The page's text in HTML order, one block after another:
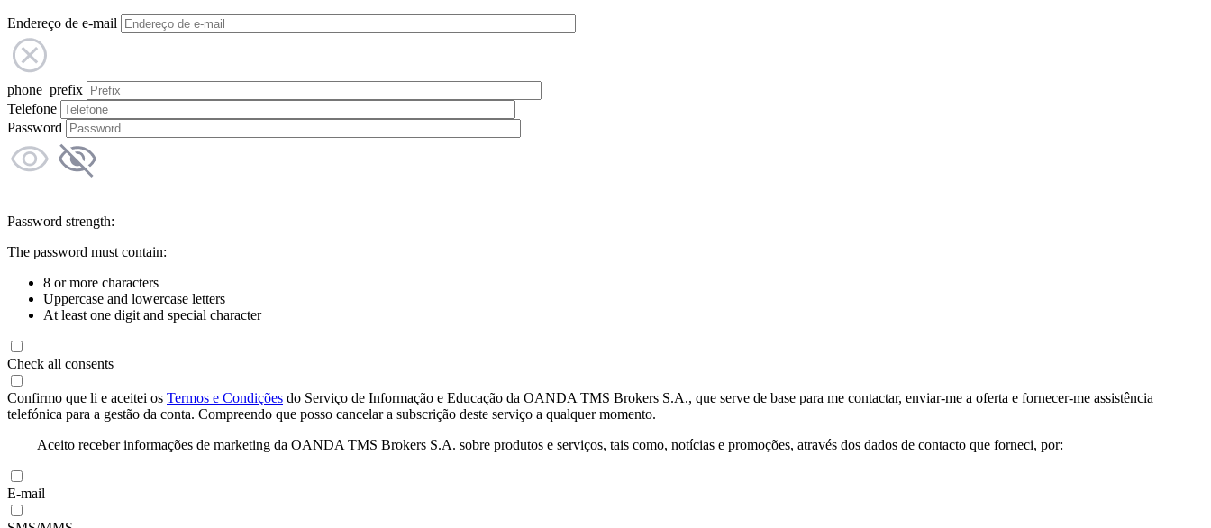
Endereço de e-mail
phone_prefix
Telefone
Password
Password strength:
The password must contain:
8 or more characters
Uppercase and lowercase letters
At least one digit and special character
Check all consents
Confirmo que li e aceitei os Termos e Condições do Serviço de Informação e Educação da OANDA TMS Brokers S.A., que serve de base para me contactar, enviar-me a oferta e fornecer-me assistência
telefónica para a gestão da conta. Compreendo que posso cancelar a subscrição deste serviço a qualquer momento.
Aceito receber informações de marketing da OANDA TMS Brokers S.A. sobre produtos e serviços, tais como, notícias e promoções, através dos dados de contacto que forneci, por:
E-mail